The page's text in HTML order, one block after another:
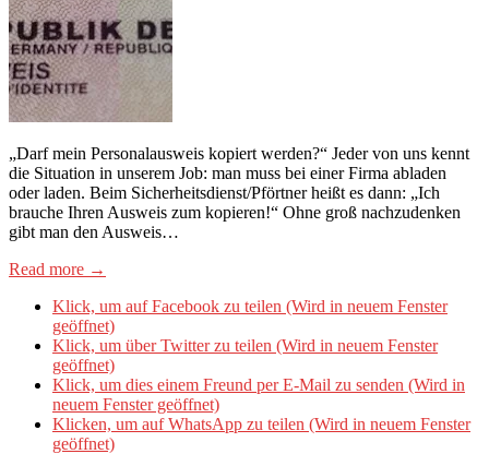
„Darf mein Personalausweis kopiert werden?“ Jeder von uns kennt
die Situation in unserem Job: man muss bei einer Firma abladen
oder laden. Beim Sicherheitsdienst/Pförtner heißt es dann: „Ich
brauche Ihren Ausweis zum kopieren!“ Ohne groß nachzudenken
gibt man den Ausweis…
Read more →
Klick, um auf Facebook zu teilen (Wird in neuem Fenster
geöffnet)
Klick, um über Twitter zu teilen (Wird in neuem Fenster
geöffnet)
Klick, um dies einem Freund per E-Mail zu senden (Wird in
neuem Fenster geöffnet)
Klicken, um auf WhatsApp zu teilen (Wird in neuem Fenster
geöffnet)